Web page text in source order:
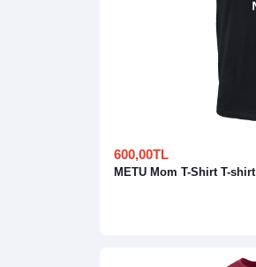
600,00TL
METU Mom T-Shirt T-shirt